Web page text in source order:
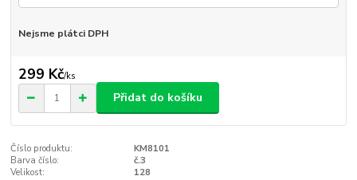
Nejsme plátci DPH
299 Kč/ks
Přidat do košíku
Číslo produktu:
KM8101
Barva číslo:
č.3
Velikost:
128